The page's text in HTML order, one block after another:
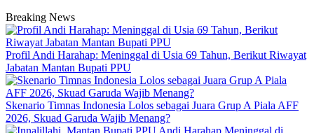
Breaking News
Profil Andi Harahap: Meninggal di Usia 69 Tahun, Berikut Riwayat
Jabatan Mantan Bupati PPU
Skenario Timnas Indonesia Lolos sebagai Juara Grup A Piala AFF
2026, Skuad Garuda Wajib Menang?